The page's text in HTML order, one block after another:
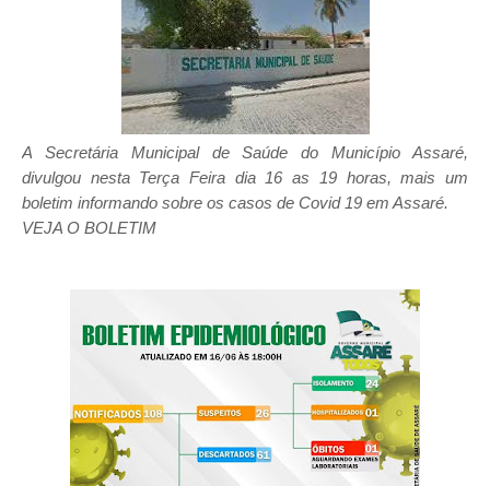
A Secretária Municipal de Saúde do Município Assaré,
divulgou nesta Terça Feira dia 16 as 19 horas, mais um
boletim informando sobre os casos de Covid 19 em Assaré.
VEJA O BOLETIM